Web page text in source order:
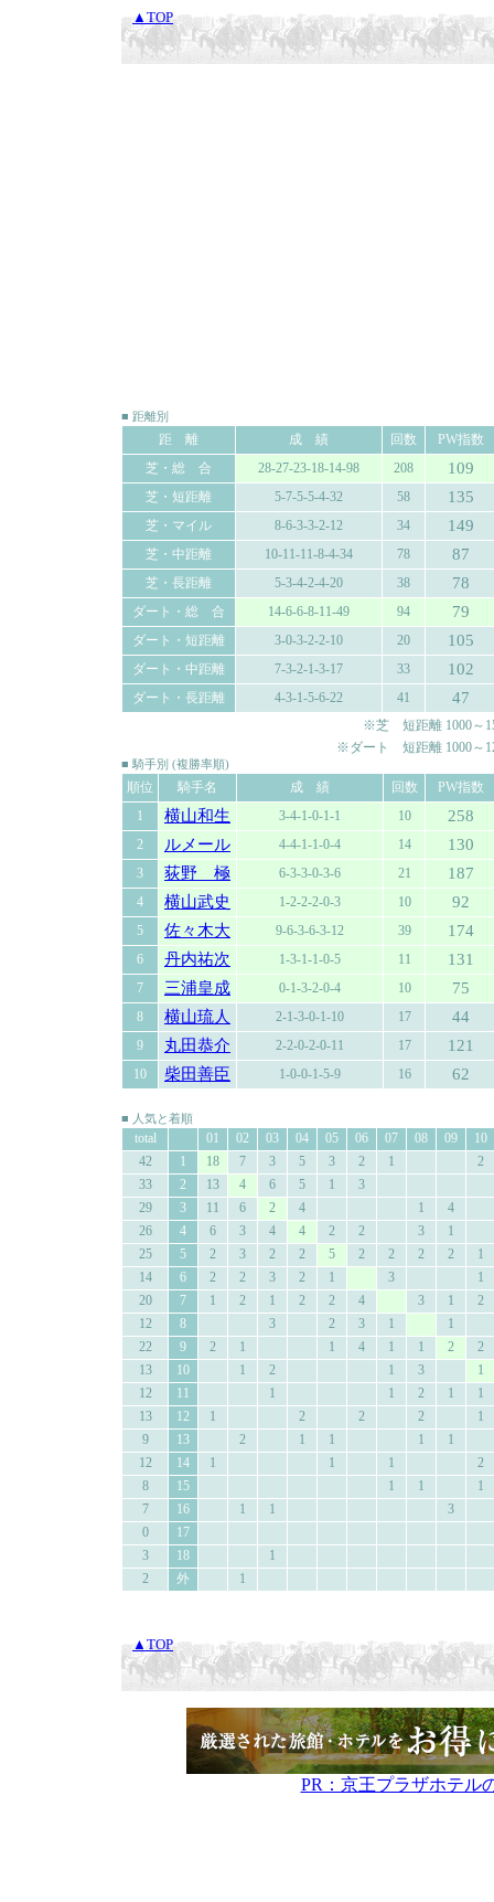
▲TOP
■ 距離別
距 離 成 績 回数
PW指数
芝・総 合
28-27-23-18-14-98 208 109
芝・短距離 5-7-5-5-4-32 58 135
芝・マイル 8-6-3-3-2-12 34 149
芝・中距離 10-11-11-8-4-34 78 87
芝・長距離 5-3-4-2-4-20 38 78
ダート・総 合 14-6-6-8-11-49 94 79
ダート・短距離 3-0-3-2-2-10 20 105
ダート・中距離 7-3-2-1-3-17 33 102
ダート・長距離 4-3-1-5-6-22 41 47
※芝 短距離 1000～
※ダート 短距離 1000～
■ 騎手別 (複勝率順)
順位 騎手名 成 績 回数
PW指数
1
横山和生 3-4-1-0-1-1 10 258
2 ルメール 4-4-1-1-0-4 14 130
3 荻野 極 6-3-3-0-3-6 21 187
4 横山武史 1-2-2-2-0-3 10 92
5 佐々木大 9-6-3-6-3-12 39 174
6 丹内祐次 1-3-1-1-0-5 11 131
7 三浦皇成 0-1-3-2-0-4 10 75
8 横山琉人 2-1-3-0-1-10 17 44
9 丸田恭介 2-2-0-2-0-11 17 121
10 柴田善臣 1-0-0-1-5-9 16 62
■ 人気と着順
total 01 02 03 04 05 06 07 08 09
10
42
1 18 7 3 5 3 2 1
2
33
2 13 4 6 5 1
3
29
3 11 6 2 4 1
4
26
4 6 3 4 4 2 2 3
1
25
5 2 3 2 2 5 2 2 2 2
1
14
6 2 2 3 2 1 3
1
20
7 1 2 1 2 2 4 3 1
2
12
8 3 2 3 1
1
22
9 2 1 1 4 1 1 2
2
13
10 1 2 1 3
1
12
11 1 1 2 1
1
13
12 1 2 2 2
1
9
13 2 1 1 1
1
12
14 1 1 1
2
8
15 1 1
1
7
16 1 1
3
0
17
3
18
1
2
外 1
▲TOP
PR：京王プラザホテル